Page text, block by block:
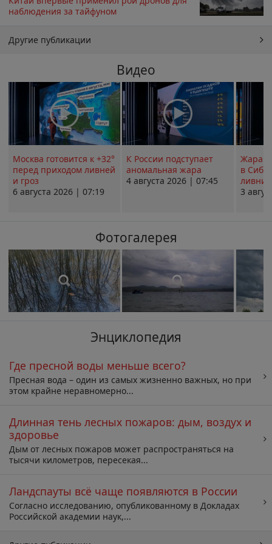
наблюдения за тайфуном
Другие публикации
Видео
Москва готовится к +32°
перед приходом ливней
и гроз
6 августа 2026 | 07:19
К России подступает
аномальная жара
4 августа 2026 | 07:45
Жара в
в
ливни
3
Фотогалерея
Энциклопедия
Где пресной воды меньше всего?
Пресная вода – один из самых жизненно важных, но при
этом крайне неравномерно...
Длинная тень лесных пожаров: дым, воздух и
здоровье
Дым от лесных пожаров может распространяться на
тысячи километров, пересекая...
Ландспауты всё чаще появляются в России
Согласно исследованию, опубликованному в Докладах
Российской академии наук,...